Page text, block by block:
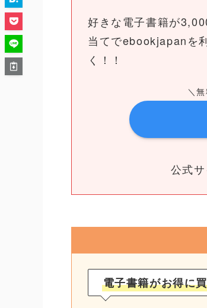
好きな電子書籍が
当てでebookjapanを
く！！
＼
公式サ
電子書籍がお得に